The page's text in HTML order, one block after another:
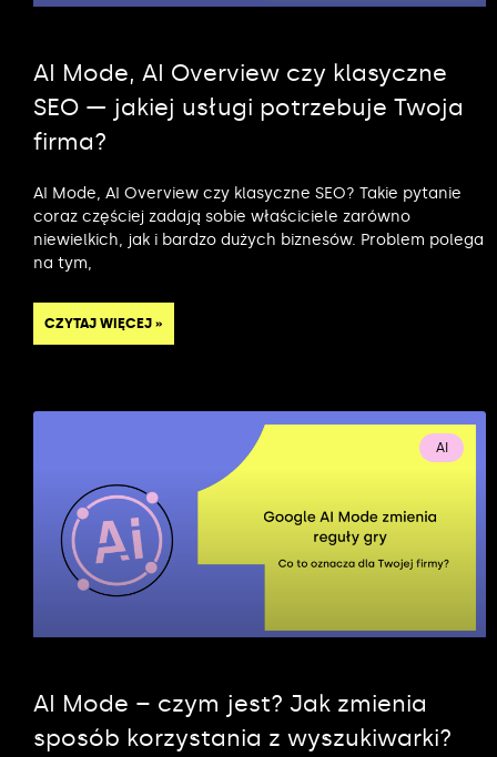
AI Mode, AI Overview czy klasyczne
SEO — jakiej usługi potrzebuje Twoja
firma?
AI Mode, AI Overview czy klasyczne SEO? Takie pytanie
coraz częściej zadają sobie właściciele zarówno
niewielkich, jak i bardzo dużych biznesów. Problem polega
na tym,
CZYTAJ WIĘCEJ »
AI
AI Mode – czym jest? Jak zmienia
sposób korzystania z wyszukiwarki?